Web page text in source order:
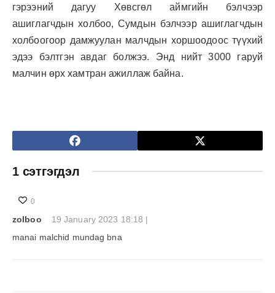
гэрээний дагуу Хөвсгөл аймгийн бэлчээр
ашиглагчдын холбоо, Сумдын бэлчээр ашиглагчдын
холбоогоор дамжуулан малчдын хоршоодоос түүхий
эдээ бэлтгэн авдаг болжээ. Энд нийт 3000 гаруй
малчин өрх хамтран ажиллаж байна.
1 сэтгэгдэл
0
zolboo
19 January 2023 18:18 |
manai malchid mundag bna